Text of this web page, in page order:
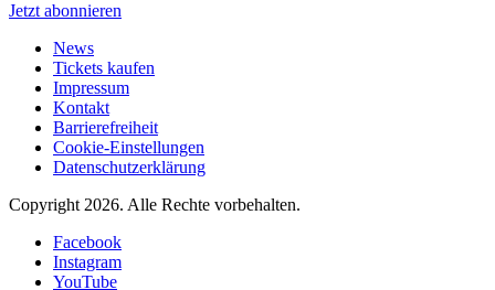
Jetzt abonnieren
News
Tickets kaufen
Impressum
Kontakt
Barrierefreiheit
Cookie-Einstellungen
Datenschutzerklärung
Copyright 2026. Alle Rechte vorbehalten.
Facebook
Instagram
YouTube